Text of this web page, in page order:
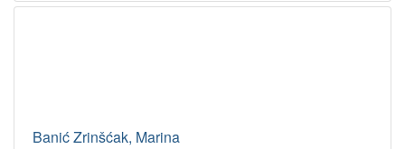
Banić Zrinšćak, Marina